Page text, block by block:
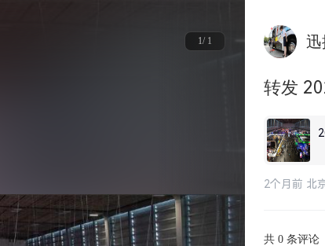
1/ 1
转发
2个月前 北
共 0 条评论